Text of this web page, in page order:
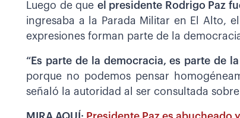
Luego de que el presidente Rodrigo Paz
ingresaba a la Parada Militar en El Alto,
expresiones forman parte de la
“Es parte de la democracia, es parte de
porque no podemos pensar
señaló la autoridad al ser consultada